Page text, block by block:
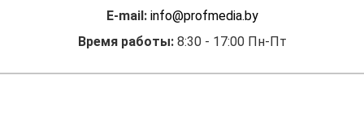
E-mail: info@profmedia.by
Время работы:8:30 - 17:00 Пн-Пт